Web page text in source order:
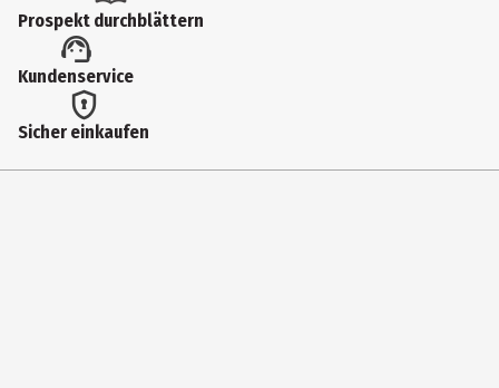
Prospekt durchblättern
Kundenservice
Sicher einkaufen